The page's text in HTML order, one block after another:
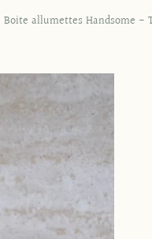
Boite allumettes Handsome -